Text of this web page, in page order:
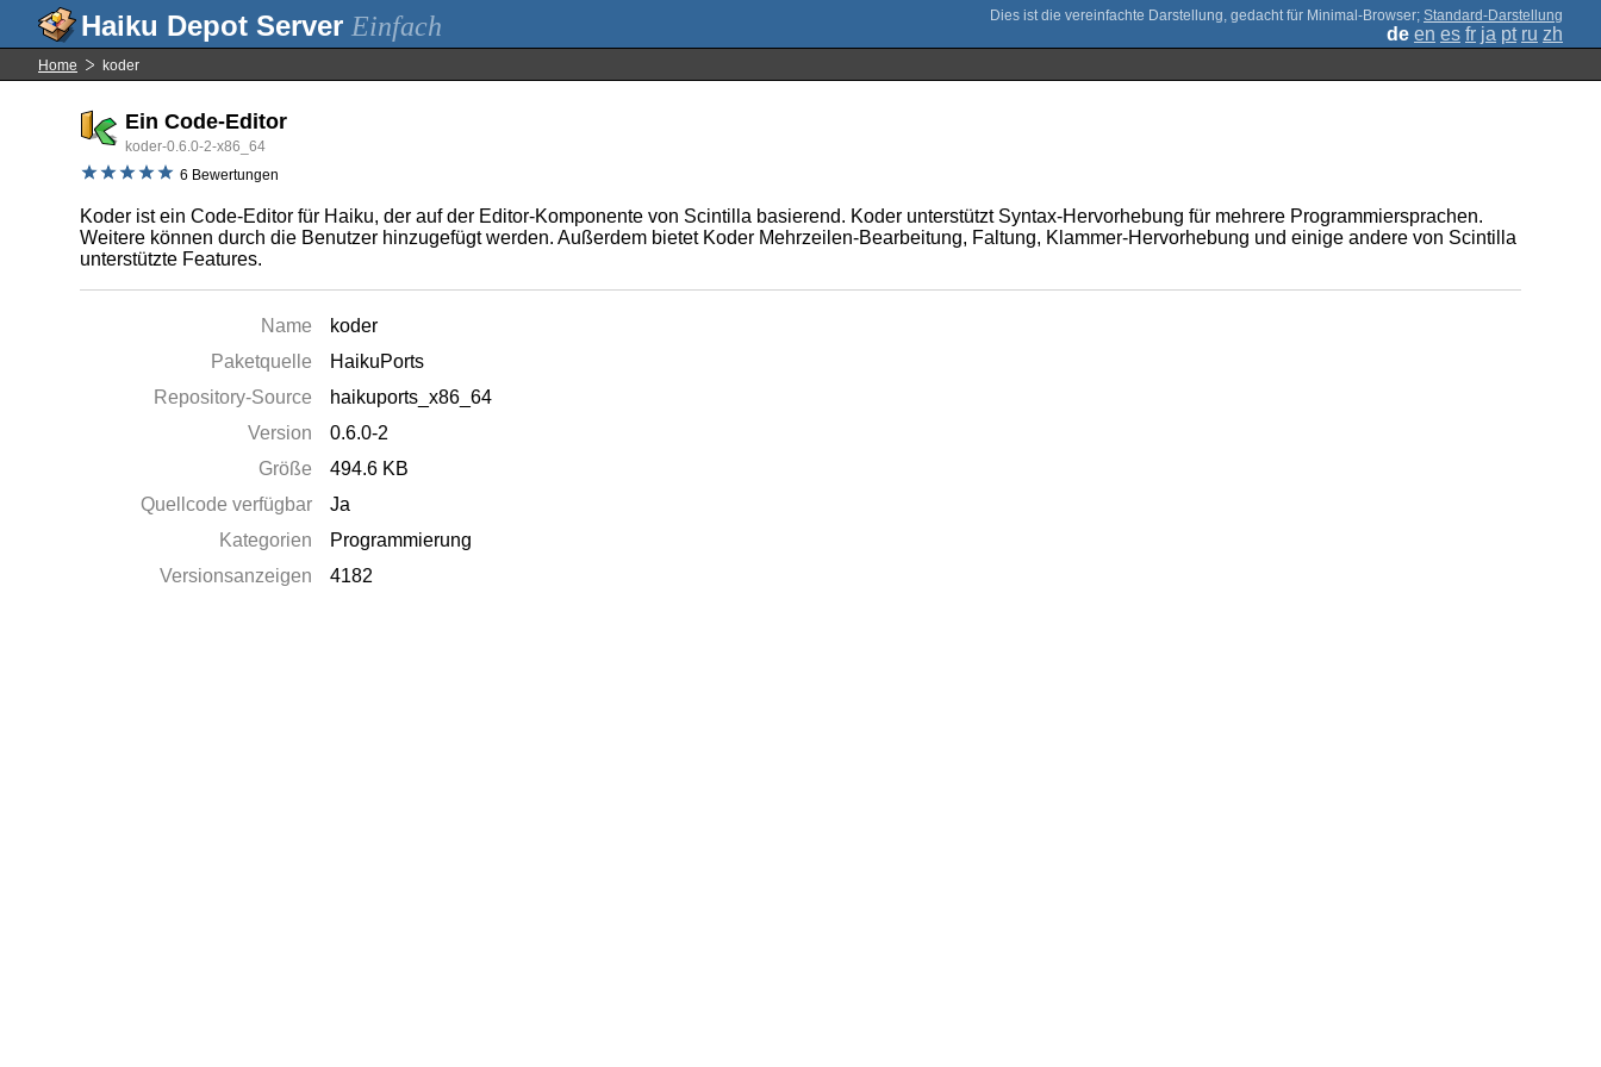
Einfach ; Standard-Darstellung
de en es fr ja pt ru zh
Home koder
Ein Code-Editor
koder-0.6.0-2-x86_64
6 Bewertungen
Koder ist ein Code-Editor für Haiku, der auf der Editor-Komponente von Scintilla basierend. Koder unterstützt Syntax-Hervorhebung für mehrere Programmiersprachen.
Weitere können durch die Benutzer hinzugefügt werden. Außerdem bietet Koder Mehrzeilen-Bearbeitung, Faltung, Klammer-Hervorhebung und einige andere von Scintilla
unterstützte Features.
Name
koder
Paketquelle
HaikuPorts
Repository-Source
haikuports_x86_64
Version
0.6.0-2
Größe
494.6 KB
Quellcode verfügbar
Ja
Kategorien
Programmierung
Versionsanzeigen
4182